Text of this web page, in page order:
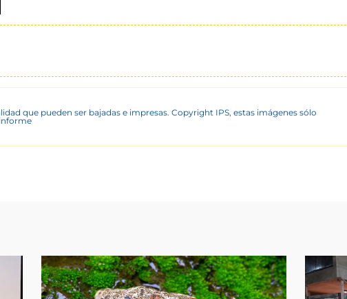
que pueden ser bajadas e impresas. Copyright IPS, estas imágenes sólo